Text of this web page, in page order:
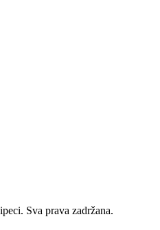
Sva prava zadržana.